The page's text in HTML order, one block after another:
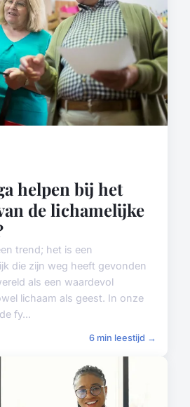
helpen bij het
de lichamelijke
trend; het is een
die zijn weg heeft gevonden
als een waardevol
lichaam als geest. In onze
fy...
6 min leestijd →